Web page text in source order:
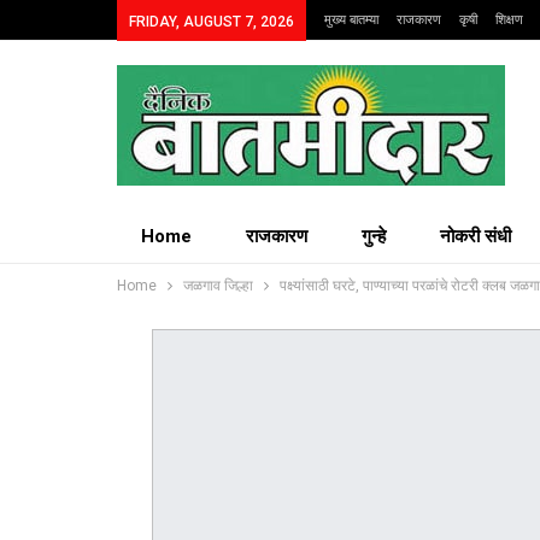
FRIDAY, AUGUST 7, 2026 मुख्य बातम्या राजकारण कृषी शिक्षण
Home राजकारण गुन्हे नोकरी संधी
Home जळगाव जिल्हा पक्ष्यांसाठी घरटे, पाण्याच्या परळांचे रोटरी क्लब